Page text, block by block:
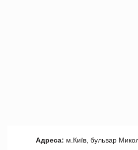
Адреса: м.Київ, бульвар